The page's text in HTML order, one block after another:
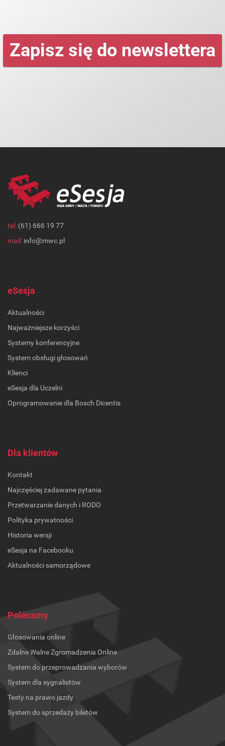
Zapisz się do newslettera
tel: (61) 666 19 77
mail: info@mwc.pl
eSesja
Aktualności
Najważniejsze korzyści
Systemy konferencyjne
System obsługi głosowań
Klienci
eSesja dla Uczelni
Oprogramowanie dla Bosch Dicentis
Dla klientów
Kontakt
Najczęściej zadawane pytania
Przetwarzanie danych i RODO
Polityka prywatności
Historia wersji
eSesja na Facebooku
Aktualności samorządowe
Polecamy
Głosowania online
Zdalne Walne Zgromadzenia Online
System do przeprowadzania wyborów
System dla sygnalistów
Testy na prawo jazdy
System do sprzedaży biletów